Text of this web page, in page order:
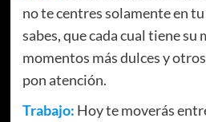
no te centres solamente en
sabes, que cada cual tiene su
momentos más dulces y
pon atención.
Trabajo: Hoy te moverás